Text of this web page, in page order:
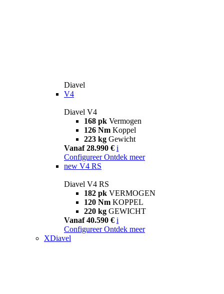
Diavel
V4
Diavel V4
168 pk Vermogen
126 Nm Koppel
223 kg Gewicht
Vanaf 28.990 € i
Configureer Ontdek meer
new V4 RS
Diavel V4 RS
182 pk VERMOGEN
120 Nm KOPPEL
220 kg GEWICHT
Vanaf 40.590 € i
Configureer Ontdek meer
XDiavel